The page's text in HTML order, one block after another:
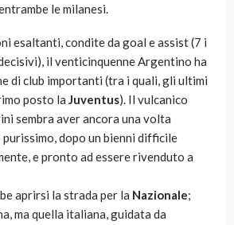
le milanesi.
esaltanti, condite da goal e assist (7 i
il venticinquenne Argentino ha
di club importanti (tra i quali, gli ultimi
posto la Juventus). Il vulcanico
sembra aver ancora una volta
dopo un bienni difficile
e pronto ad essere rivenduto a
aprirsi la strada per la Nazionale;
ma quella italiana, guidata da